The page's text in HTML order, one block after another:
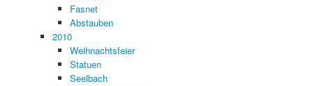
Fasnet
Abstauben
2010
Weihnachtsfeier
Statuen
Seelbach